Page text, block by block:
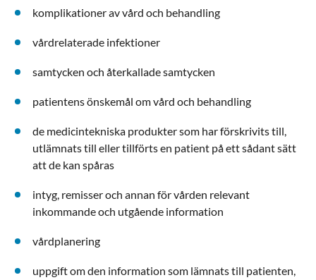
komplikationer av vård och behandling
vårdrelaterade infektioner
samtycken och återkallade samtycken
patientens önskemål om vård och behandling
de medicintekniska produkter som har förskrivits till,
utlämnats till eller tillförts en patient på ett sådant sätt
att de kan spåras
intyg, remisser och annan för vården relevant
inkommande och utgående information
vårdplanering
uppgift om den information som lämnats till patienten,